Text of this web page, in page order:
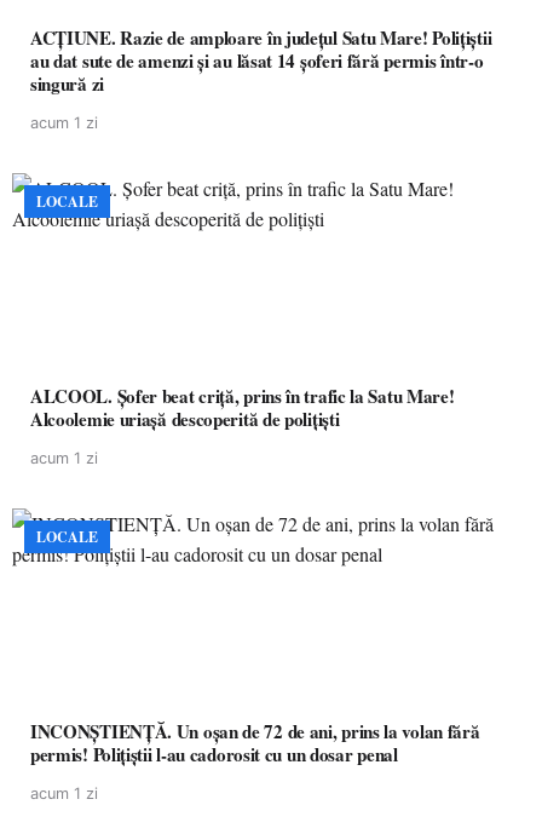
ACȚIUNE. Razie de amploare în județul Satu Mare! Polițiștii
au dat sute de amenzi și au lăsat 14 șoferi fără permis într-o
singură zi
acum 1 zi
LOCALE
ALCOOL. Șofer beat criță, prins în trafic la Satu Mare!
Alcoolemie uriașă descoperită de polițiști
acum 1 zi
LOCALE
INCONȘTIENȚĂ. Un oșan de 72 de ani, prins la volan fără
permis! Polițiștii l-au cadorosit cu un dosar penal
acum 1 zi